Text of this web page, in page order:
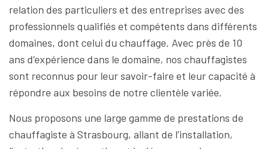
relation des particuliers et des entreprises avec des
professionnels qualifiés et compétents dans différents
domaines, dont celui du chauffage. Avec près de 10
ans d’expérience dans le domaine, nos chauffagistes
sont reconnus pour leur savoir-faire et leur capacité à
répondre aux besoins de notre clientèle variée.
Nous proposons une large gamme de prestations de
chauffagiste à Strasbourg, allant de l’installation,